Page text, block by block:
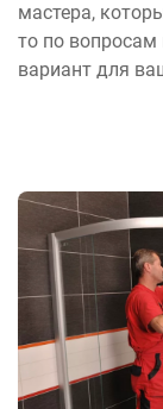
мастера,
то по
вариант для